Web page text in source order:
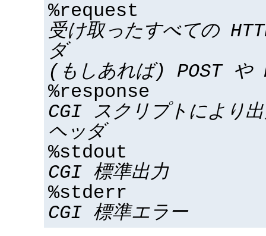
%request
受け取ったすべての
ダ
(もしあれば) POST や
%response
CGI スクリプトにより
ヘッダ
%stdout
CGI 標準出力
%stderr
CGI 標準エラー